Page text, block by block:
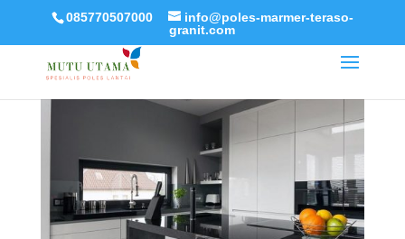
085770507000
info@poles-marmer-teraso-
granit.com